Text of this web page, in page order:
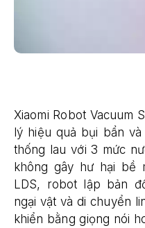
Xiaomi Robot Vacuum
lý hiệu quả bụi bẩn
thống lau với 3 mức
không gây hư hại bề
LDS, robot lập bản
ngại vật và di chuyển
khiển bằng giọng nói